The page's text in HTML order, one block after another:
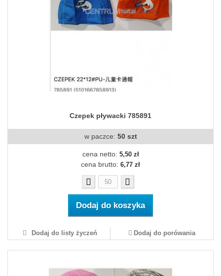
Czepek pływacki 785891
w paczce: 50 szt
cena netto: 5,50 zł
cena brutto: 6,77 zł
Dodaj do koszyka
Dodaj do listy życzeń Dodaj do porówania